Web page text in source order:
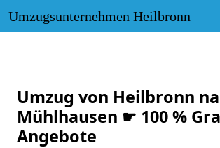
Umzugsunternehmen Heilbronn
Umzug von Heilbronn
Mühlhausen ☛ 100 %
Angebote